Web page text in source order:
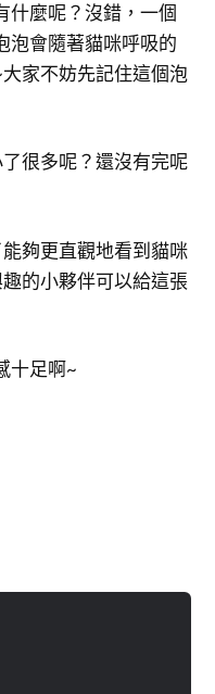
什麼呢？沒錯，一個
泡會隨著貓咪呼吸的
家不妨先記住這個泡
很多呢？還沒有完呢
夠更直觀地看到貓咪
的小夥伴可以給這張
十足啊~